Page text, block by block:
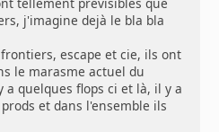
j'imagine dejà le bla bla
escape et cie, ils ont
le marasme actuel du
quelques flops ci et là, il y a
et dans l'ensemble ils